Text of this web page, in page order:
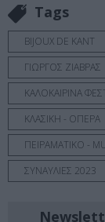
Tags
BIJOUX DE KANT
ΓΙΩΡΓΟΣ ΖΙΑΒΡΑΣ
ΚΑΛΟΚΑΙΡΙΝΑ
ΚΛΑΣΙΚΗ - ΟΠΕΡΑ
ΠΕΙΡΑΜΑΤΙΚΟ -
ΣΥΝΑΥΛΙΕΣ 2023